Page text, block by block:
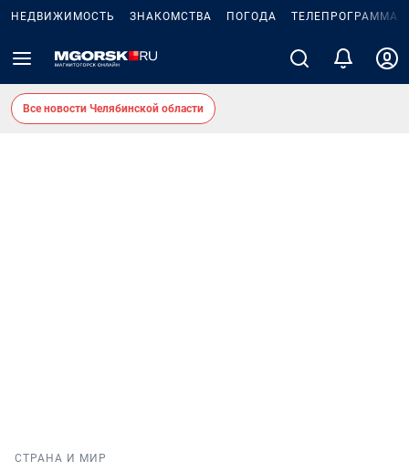
НЕДВИЖИМОСТЬ ЗНАКОМСТВА ПОГОДА ТЕЛЕПРОГРАММА
Все новости Челябинской области
СТРАНА И МИР